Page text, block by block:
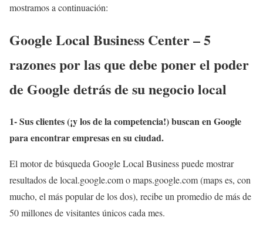
mostramos a continuación:
Google Local Business Center – 5
razones por las que debe poner el poder
de Google detrás de su negocio local
1- Sus clientes (¡y los de la competencia!) buscan en Google
para encontrar empresas en su ciudad.
El motor de búsqueda Google Local Business puede mostrar
resultados de local.google.com o maps.google.com (maps es, con
mucho, el más popular de los dos), recibe un promedio de más de
50 millones de visitantes únicos cada mes.